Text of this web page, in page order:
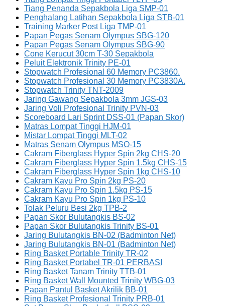
Tiang Penanda Sepakbola Liga SMP-01
Penghalang Latihan Sepakbola Liga STB-01
Training Marker Post Liga TMP-01
Papan Pegas Senam Olympus SBG-120
Papan Pegas Senam Olympus SBG-90
Cone Kerucut 30cm T-30 Sepakbola
Peluit Elektronik Trinity PE-01
Stopwatch Profesional 60 Memory PC3860.
Stopwatch Profesional 30 Memory PC3830A.
Stopwatch Trinity TNT-2009
Jaring Gawang Sepakbola 3mm JGS-03
Jaring Voli Profesional Trinity PVN-03
Scoreboard Lari Sprint DSS-01 (Papan Skor)
Matras Lompat Tinggi HJM-01
Mistar Lompat Tinggi MLT-02
Matras Senam Olympus MSO-15
Cakram Fiberglass Hyper Spin 2kg CHS-20
Cakram Fiberglass Hyper Spin 1.5kg CHS-15
Cakram Fiberglass Hyper Spin 1kg CHS-10
Cakram Kayu Pro Spin 2kg PS-20
Cakram Kayu Pro Spin 1.5kg PS-15
Cakram Kayu Pro Spin 1kg PS-10
Tolak Peluru Besi 2kg TPB-2
Papan Skor Bulutangkis BS-02
Papan Skor Bulutangkis Trinity BS-01
Jaring Bulutangkis BN-02 (Badminton Net)
Jaring Bulutangkis BN-01 (Badminton Net)
Ring Basket Portable Trinity TR-02
Ring Basket Portabel TR-01 PERBASI
Ring Basket Tanam Trinity TTB-01
Ring Basket Wall Mounted Trinity WBG-03
Papan Pantul Basket Akrilik BB-01
Ring Basket Profesional Trinity PRB-01